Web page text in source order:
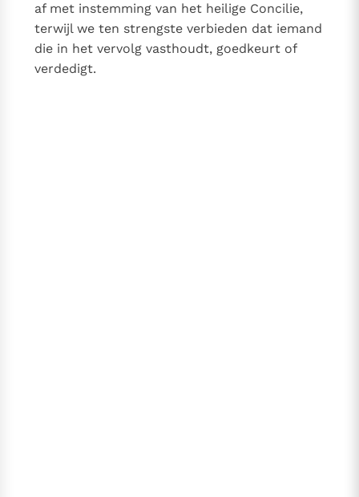
af met instemming van het heilige Concilie,
terwijl we ten strengste verbieden dat iemand
die in het vervolg vasthoudt, goedkeurt of
verdedigt.